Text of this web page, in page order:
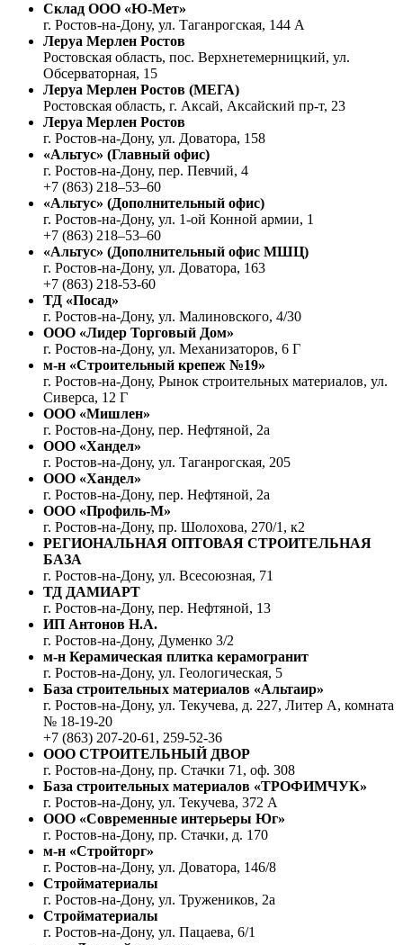
Склад ООО «Ю-Мет»
г. Ростов-на-Дону, ул. Таганрогская, 144 А
Леруа Мерлен Ростов
Ростовская область, пос. Верхнетемерницкий, ул.
Обсерваторная, 15
Леруа Мерлен Ростов (МЕГА)
Ростовская область, г. Аксай, Аксайский пр-т, 23
Леруа Мерлен Ростов
г. Ростов-на-Дону, ул. Доватора, 158
«Альтус» (Главный офис)
г. Ростов-на-Дону, пер. Певчий, 4
+7 (863) 218–53–60
«Альтус» (Дополнительный офис)
г. Ростов-на-Дону, ул. 1-ой Конной армии, 1
+7 (863) 218–53–60
«Альтус» (Дополнительный офис МШЦ)
г. Ростов-на-Дону, ул. Доватора, 163
+7 (863) 218-53-60
ТД «Посад»
г. Ростов-на-Дону, ул. Малиновского, 4/30
ООО «Лидер Торговый Дом»
г. Ростов-на-Дону, ул. Механизаторов, 6 Г
м-н «Строительный крепеж №19»
г. Ростов-на-Дону, Рынок строительных материалов, ул.
Сиверса, 12 Г
ООО «Мишлен»
г. Ростов-на-Дону, пер. Нефтяной, 2а
ООО «Хандел»
г. Ростов-на-Дону, ул. Таганрогская, 205
ООО «Хандел»
г. Ростов-на-Дону, пер. Нефтяной, 2а
ООО «Профиль-М»
г. Ростов-на-Дону, пр. Шолохова, 270/1, к2
РЕГИОНАЛЬНАЯ ОПТОВАЯ СТРОИТЕЛЬНАЯ
БАЗА
г. Ростов-на-Дону, ул. Всесоюзная, 71
ТД ДАМИАРТ
г. Ростов-на-Дону, пер. Нефтяной, 13
ИП Антонов Н.А.
г. Ростов-на-Дону, Думенко 3/2
м-н Керамическая плитка керамогранит
г. Ростов-на-Дону, ул. Геологическая, 5
База строительных материалов «Альтаир»
г. Ростов-на-Дону, ул. Текучева, д. 227, Литер А, комната
№ 18-19-20
+7 (863) 207-20-61, 259-52-36
ООО СТРОИТЕЛЬНЫЙ ДВОР
г. Ростов-на-Дону, пр. Стачки 71, оф. 308
База строительных материалов «ТРОФИМЧУК»
г. Ростов-на-Дону, ул. Текучева, 372 А
ООО «Современные интерьеры Юг»
г. Ростов-на-Дону, пр. Стачки, д. 170
м-н «Стройторг»
г. Ростов-на-Дону, ул. Доватора, 146/8
Стройматериалы
г. Ростов-на-Дону, ул. Тружеников, 2а
Стройматериалы
г. Ростов-на-Дону, ул. Пацаева, 6/1